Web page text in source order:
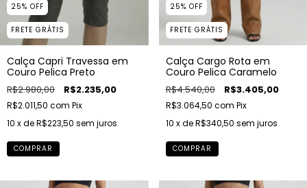
25% OFF
FRETE GRÁTIS
Calça Capri Travessa em
Couro Pelica Preto
R$2.980,00 R$2.235,00
R$2.011,50 com Pix
10 x deR$223,50 sem juros
COMPRAR
25% OFF
FRETE GRÁTIS
Calça Cargo Rota em
Couro Pelica Caramelo
R$4.540,00 R$3.405,00
R$3.064,50 com Pix
10 x deR$340,50 sem juros
COMPRAR